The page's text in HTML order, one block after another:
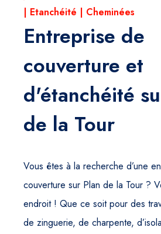
| Etanchéité | Cheminées
Entreprise de
couverture et
d'étanchéité
de la Tour
Vous êtes à la recherche d’une
couverture sur Plan de la Tour ?
endroit ! Que ce soit pour des
de zinguerie, de charpente,